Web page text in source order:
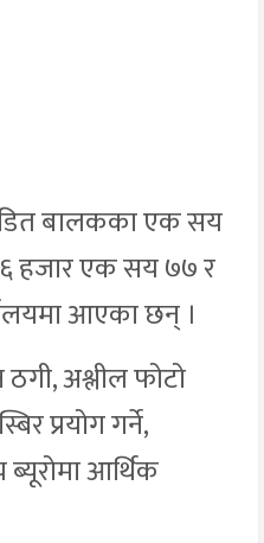
बालकका एक सय
हजार एक सय ७७ र
आएका छन् ।
अश्लील फोटो
प्रयोग गर्ने,
आर्थिक